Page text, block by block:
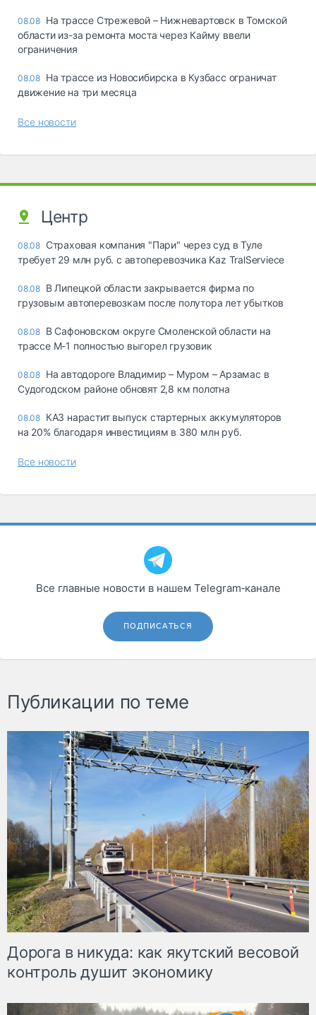
08.08 На трассе Стрежевой – Нижневартовск в Томской
области из-за ремонта моста через Кайму ввели
ограничения
08.08 На трассе из Новосибирска в Кузбасс ограничат
движение на три месяца
Все новости
Центр
08.08 Страховая компания "Пари" через суд в Туле
требует 29 млн руб. с автоперевозчика Kaz TralServiece
08.08 В Липецкой области закрывается фирма по
грузовым автоперевозкам после полутора лет убытков
08.08 В Сафоновском округе Смоленской области на
трассе М-1 полностью выгорел грузовик
08.08 На автодороге Владимир – Муром – Арзамас в
Судогодском районе обновят 2,8 км полотна
08.08 КАЗ нарастит выпуск стартерных аккумуляторов
на 20% благодаря инвестициям в 380 млн руб.
Все новости
Все главные новости в нашем Telegram‑канале
ПОДПИСАТЬСЯ
Публикации по теме
Дорога в никуда: как якутский весовой
контроль душит экономику